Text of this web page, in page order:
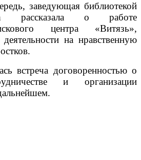
заведующая библиотекой
рассказала о работе
центра «Витязь»,
на нравственную
договоренностью о
и организации